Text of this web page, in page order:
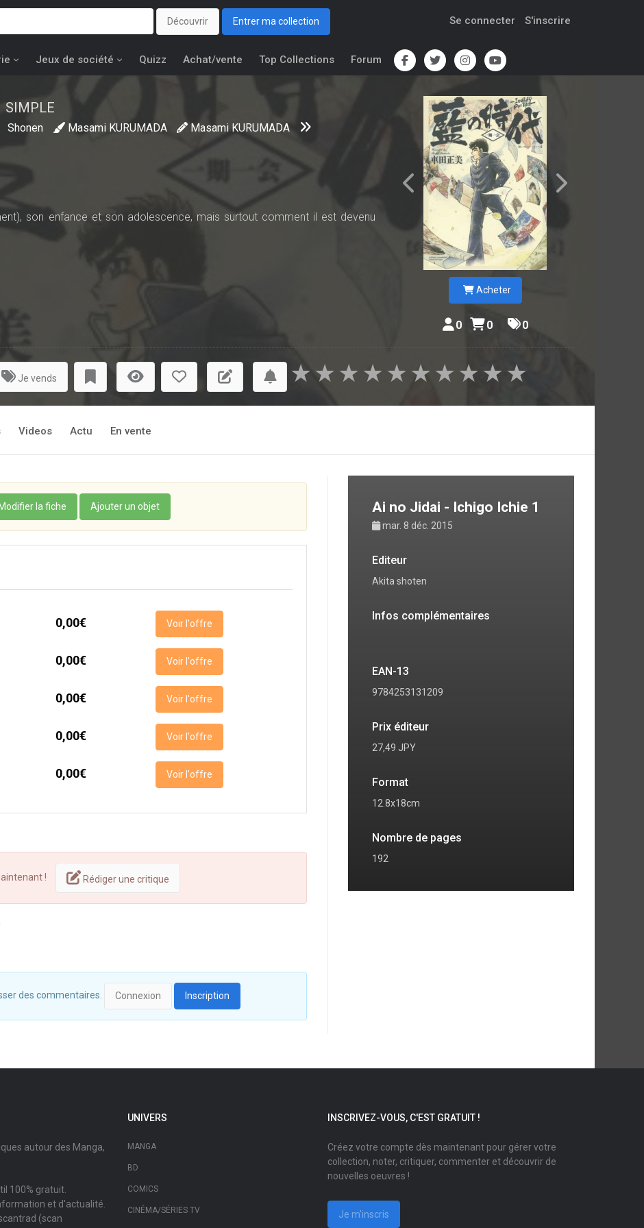
Découvrir Entrer ma collection Se connecter S'inscrire
Jeux de société Quizz Achat/vente Top Collections Forum
SIMPLE
Shonen Masami KURUMADA Masami KURUMADA
son enfance et son adolescence, mais surtout comment il est devenu
Acheter
0 0 0
Je vends ★
★
★
★
★
★
★
★
★
★
Videos Actu En vente
Modifier la fiche Ajouter un objet
0,00€ Voir l'offre
0,00€ Voir l'offre
0,00€ Voir l'offre
0,00€ Voir l'offre
0,00€ Voir l'offre
! Rédiger une critique
des commentaires. Connexion Inscription
Ai no Jidai - Ichigo Ichie 1
mar. 8 déc. 2015
Editeur
Akita shoten
Infos complémentaires
EAN-13
9784253131209
Prix éditeur
27,49 JPY
Format
12.8x18cm
Nombre de pages
192
autour des Manga,
100% gratuit.
et d'actualité.
(scan
UNIVERS
MANGA
BD
COMICS
CINÉMA/SÉRIES TV
INSCRIVEZ-VOUS, C'EST GRATUIT !
Créez votre compte dès maintenant pour gérer votre
collection, noter, critiquer, commenter et découvrir de
nouvelles oeuvres !
Je m'inscris